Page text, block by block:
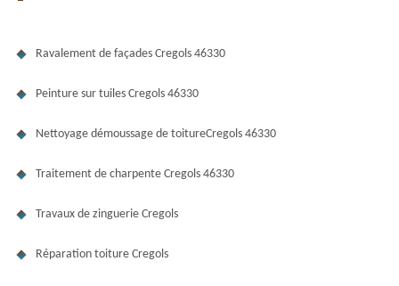
Ravalement de façades Cregols 46330
Peinture sur tuiles Cregols 46330
Nettoyage démoussage de toitureCregols 46330
Traitement de charpente Cregols 46330
Travaux de zinguerie Cregols
Réparation toiture Cregols